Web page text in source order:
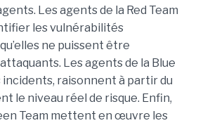
Les agents de la Red Team
les vulnérabilités
ne puissent être
Les agents de la Blue
incidents, raisonnent à partir du
le niveau réel de risque. Enfin,
Team mettent en œuvre les